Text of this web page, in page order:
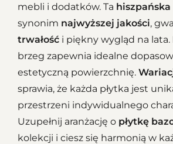
mebli i dodatków. Ta hiszpańska
synonim najwyższej jakości,
trwałość i piękny wygląd na lata.
brzeg zapewnia idealne
estetyczną powierzchnię.
sprawia, że każda płytka jest
przestrzeni indywidualnego
Uzupełnij aranżację o płytkę
kolekcji i ciesz się harmonią w